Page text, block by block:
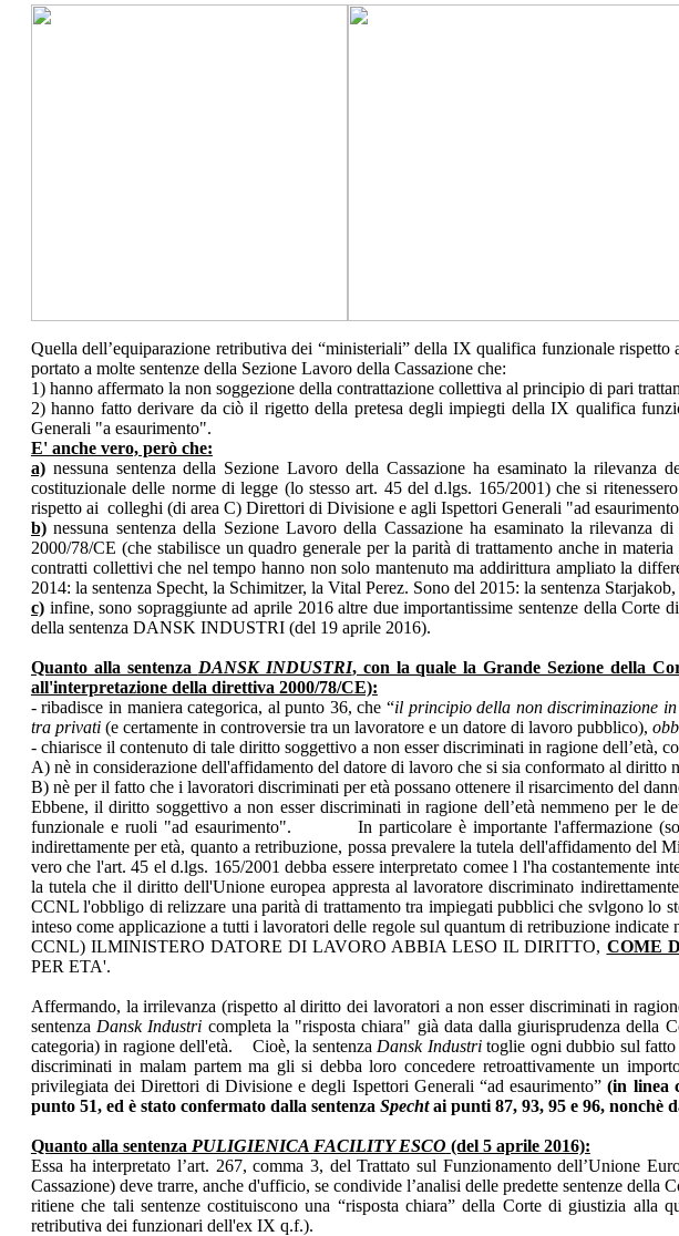
Quella dell’equiparazione retributiva dei “ministeriali” della IX qualifica funzionale
portato a molte sentenze della Sezione Lavoro della Cassazione che:
1) hanno affermato la non soggezione della contrattazione collettiva al principio di pari
2) hanno fatto derivare da ciò il rigetto della pretesa degli impiegti della IX qualifica
Generali "a esaurimento".
E' anche vero, però che:
a)nessuna sentenza della Sezione Lavoro della Cassazione ha esaminato la
costituzionale delle norme di legge (lo stesso art. 45 del d.lgs. 165/2001) che si
rispetto ai colleghi (di area C) Direttori di Divisione e agli Ispettori Generali "ad
b)nessuna sentenza della Sezione Lavoro della Cassazione ha esaminato la rilevanza
2000/78/CE (che stabilisce un quadro generale per la parità di trattamento anche in
contratti collettivi che nel tempo hanno non solo mantenuto ma addirittura ampliato la
2014: la sentenza Specht, la Schimitzer, la Vital Perez. Sono del 2015: la sentenza
c)infine, sono sopraggiunte ad aprile 2016 altre due importantissime sentenze della
della sentenza DANSK INDUSTRI (del 19 aprile 2016).
Quanto alla sentenza DANSK INDUSTRI, con la quale la Grande Sezione della
all'interpretazione della direttiva 2000/78/CE):
- ribadisce in maniera categorica, al punto 36, che “il principio della non discriminazione
tra privati (e certamente in controversie tra un lavoratore e un datore di lavoro pubblico),
- chiarisce il contenuto di tale diritto soggettivo a non esser discriminati in ragione dell’età,
A) nè in considerazione dell'affidamento del datore di lavoro che si sia conformato al diritto
B) nè per il fatto che i lavoratori discriminati per età possano ottenere il risarcimento del
Ebbene, il diritto soggettivo a non esser discriminati in ragione dell’età nemmeno per le
funzionale e ruoli "ad esaurimento". In particolare è importante l'affermazione
indirettamente per età, quanto a retribuzione, possa prevalere la tutela dell'affidamento
vero che l'art. 45 el d.lgs. 165/2001 debba essere interpretato comee l l'ha costantemente
la tutela che il diritto dell'Unione europea appresta al lavoratore discriminato
CCNL l'obbligo di relizzare una parità di trattamento tra impiegati pubblici che svlgono
inteso come applicazione a tutti i lavoratori delle regole sul quantum di retribuzione
CCNL) ILMINISTERO DATORE DI LAVORO ABBIA LESO IL DIRITTO, COME
PER ETA'.
Affermando, la irrilevanza (rispetto al diritto dei lavoratori a non esser discriminati in
sentenza Dansk Industri completa la "risposta chiara" già data dalla giurisprudenza della
categoria) in ragione dell'età. Cioè, la sentenza Dansk Industritoglie ogni dubbio sul
discriminati in malam partem ma gli si debba loro concedere retroattivamente un
privilegiata dei Direttori di Divisione e degli Ispettori Generali “ad esaurimento” (in linea
punto 51, ed è stato confermato dalla sentenza Spechtai punti 87, 93, 95 e 96, nonchè
Quanto alla sentenza PULIGIENICA FACILITY ESCO (del 5 aprile 2016):
Essa ha interpretato l’art. 267, comma 3, del Trattato sul Funzionamento dell’Unione
Cassazione) deve trarre, anche d'ufficio, se condivide l’analisi delle predette sentenze
ritiene che tali sentenze costituiscono una “risposta chiara” della Corte di giustizia alla
retributiva dei funzionari dell'ex IX q.f.).